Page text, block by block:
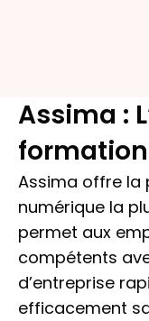
Assima :
Assima offre la
numérique la
permet aux
compétents
d’entreprise
efficacement